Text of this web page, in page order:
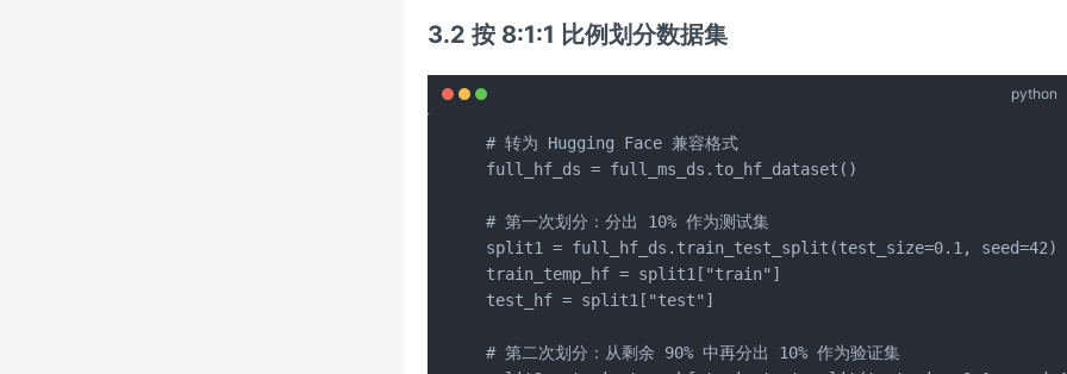
3.2 按 8:1:1 比例划分数据集
python
# 转为 Hugging Face 兼容格式
full_hf_ds = full_ms_ds.to_hf_dataset()
# 第一次划分：分出 10% 作为测试集
split1 = full_hf_ds.train_test_split(test_size=0.1, seed=42)
train_temp_hf = split1["train"]
test_hf = split1["test"]
# 第二次划分：从剩余 90% 中再分出 10% 作为验证集